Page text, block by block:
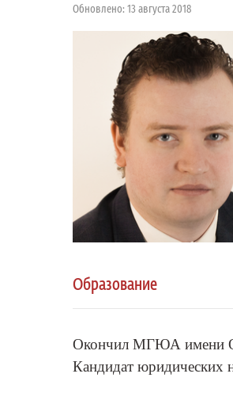
Обновлено: 13 августа 2018
Образование
Окончил МГЮА имени
Кандидат юридических